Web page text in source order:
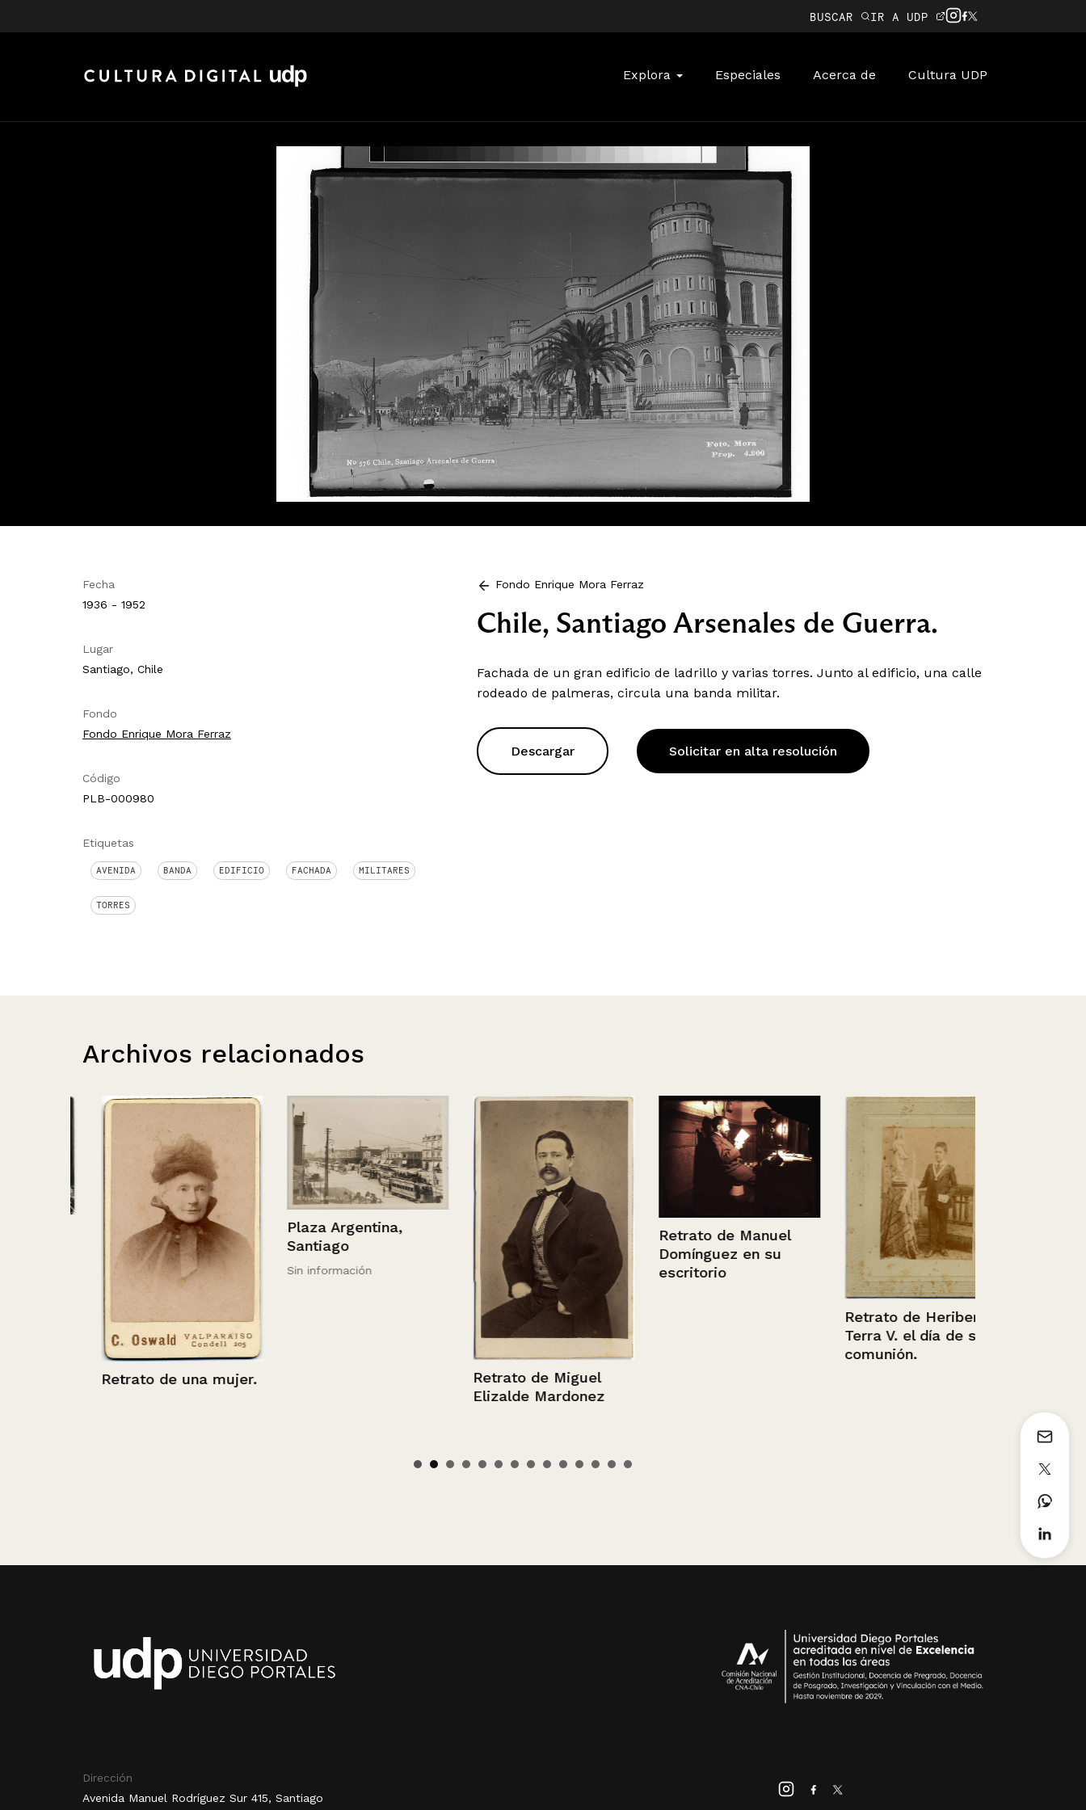
BUSCAR IR A UDP
Explora Especiales Acerca de Cultura UDP
Fecha
1936 - 1952
Lugar
Santiago, Chile
Fondo
Fondo Enrique Mora Ferraz
Código
PLB-000980
Etiquetas
AVENIDA BANDA EDIFICIO FACHADA MILITARES
TORRES
Fondo Enrique Mora Ferraz
Chile, Santiago Arsenales de Guerra.
Fachada de un gran edificio de ladrillo y varias torres. Junto al edificio, una calle
rodeado de palmeras, circula una banda militar.
Descargar Solicitar en alta resolución
Archivos relacionados
Retrato de una mujer.
Plaza Argentina,
Santiago
Sin información
Retrato de Miguel
Elizalde Mardonez
Retrato de Manuel
Domínguez en su
escritorio
Retrato de Heriberto
Terra V. el día de su
comunión.
Dirección
Avenida Manuel Rodríguez Sur 415, Santiago